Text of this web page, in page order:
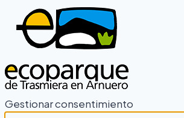
Gestionar consentimiento